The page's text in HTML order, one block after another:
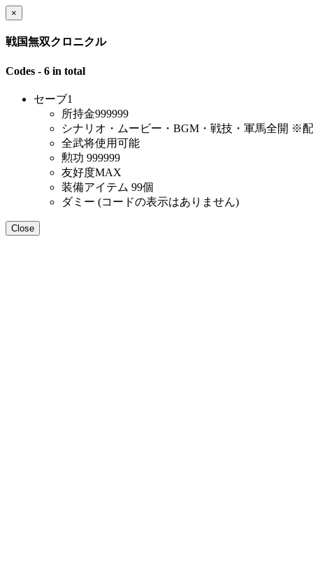
×
戦国無双クロニクル
Codes - 6 in total
セーブ1
所持金999999
シナリオ・ムービー・BGM・戦技・軍馬全開 ※
全武将使用可能
勲功 999999
友好度MAX
装備アイテム 99個
ダミー (コードの表示はありません)
Close